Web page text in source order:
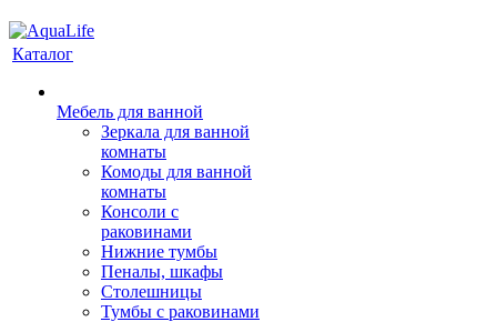
Каталог
Мебель для ванной
Зеркала для ванной
комнаты
Комоды для ванной
комнаты
Консоли с
раковинами
Нижние тумбы
Пеналы, шкафы
Столешницы
Тумбы с раковинами